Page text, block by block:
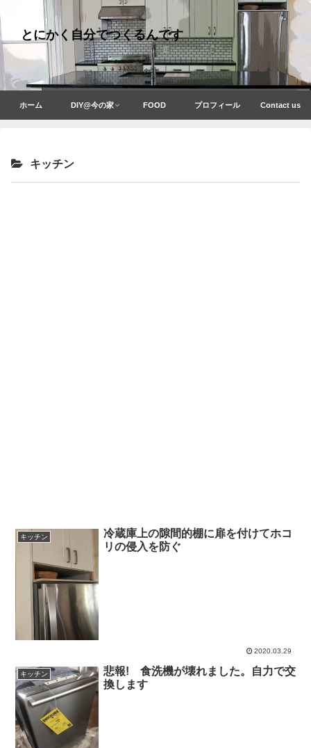
とにかく自分でつくるんです
ホーム DIY@今の家 FOOD プロフィール Contact us
キッチン
キッチン
冷蔵庫上の隙間的棚に扉を付けてホコ
リの侵入を防ぐ
2020.03.29
キッチン
悲報! 食洗機が壊れました。自力で交
換します